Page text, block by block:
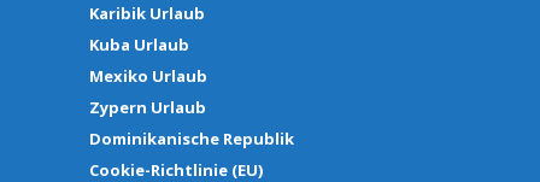
Karibik Urlaub
Kuba Urlaub
Mexiko Urlaub
Zypern Urlaub
Dominikanische Republik
Cookie-Richtlinie (EU)